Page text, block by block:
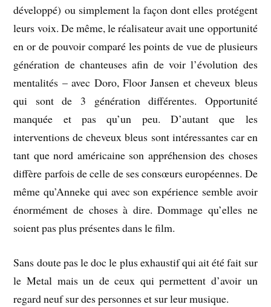
développé) ou simplement la façon dont elles protégent
leurs voix. De même, le réalisateur avait une opportunité
en or de pouvoir comparé les points de vue de plusieurs
génération de chanteuses afin de voir l’évolution des
mentalités – avec Doro, Floor Jansen et cheveux bleus
qui sont de 3 génération différentes. Opportunité
manquée et pas qu’un peu. D’autant que les
interventions de cheveux bleus sont intéressantes car en
tant que nord américaine son appréhension des choses
diffère parfois de celle de ses consœurs européennes. De
même qu’Anneke qui avec son expérience semble avoir
énormément de choses à dire. Dommage qu’elles ne
soient pas plus présentes dans le film.
Sans doute pas le doc le plus exhaustif qui ait été fait sur
le Metal mais un de ceux qui permettent d’avoir un
regard neuf sur des personnes et sur leur musique.